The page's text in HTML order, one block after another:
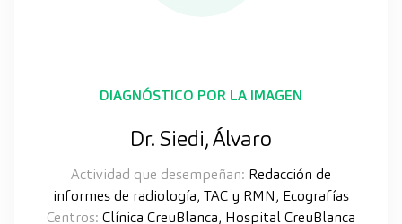
DIAGNÓSTICO POR LA IMAGEN
Dr. Siedi, Álvaro
Actividad que desempeñan: Redacción de
informes de radiología, TAC y RMN, Ecografías
Centros: Clínica CreuBlanca, Hospital CreuBlanca